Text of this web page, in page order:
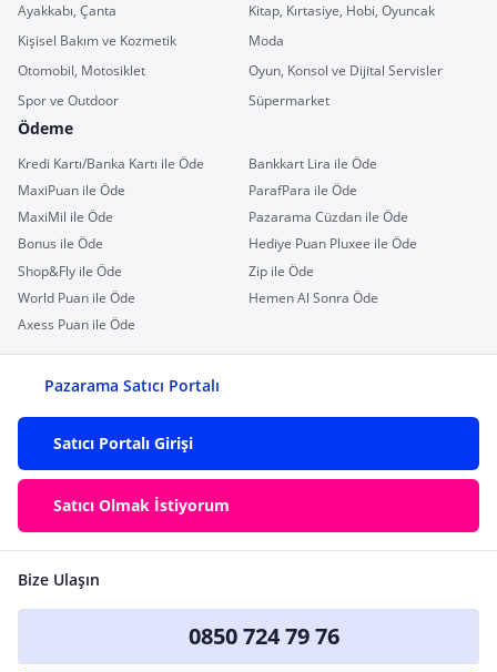
Ayakkabı, Çanta
Kitap, Kırtasiye, Hobi, Oyuncak
Kişisel Bakım ve Kozmetik
Moda
Otomobil, Motosiklet
Oyun, Konsol ve Dijital Servisler
Spor ve Outdoor
Süpermarket
Ödeme
Kredi Kartı/Banka Kartı ile Öde
Bankkart Lira ile Öde
MaxiPuan ile Öde
ParafPara ile Öde
MaxiMil ile Öde
Pazarama Cüzdan ile Öde
Bonus ile Öde
Hediye Puan Pluxee ile Öde
Shop&Fly ile Öde
Zip ile Öde
World Puan ile Öde
Hemen Al Sonra Öde
Axess Puan ile Öde
Pazarama Satıcı Portalı
Satıcı Portalı Girişi
Satıcı Olmak İstiyorum
Bize Ulaşın
0850 724 79 76